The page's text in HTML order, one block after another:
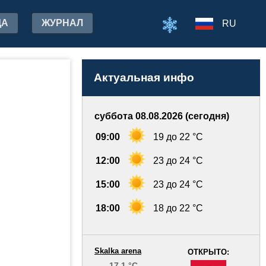
ЖУРНАЛ RU
Актуальная инфо
суббота 08.08.2026 (сегодня)
09:00 19 до 22 °C
12:00 23 до 24 °C
15:00 23 до 24 °C
18:00 18 до 22 °C
ОТКРЫТО:
Skalka arena